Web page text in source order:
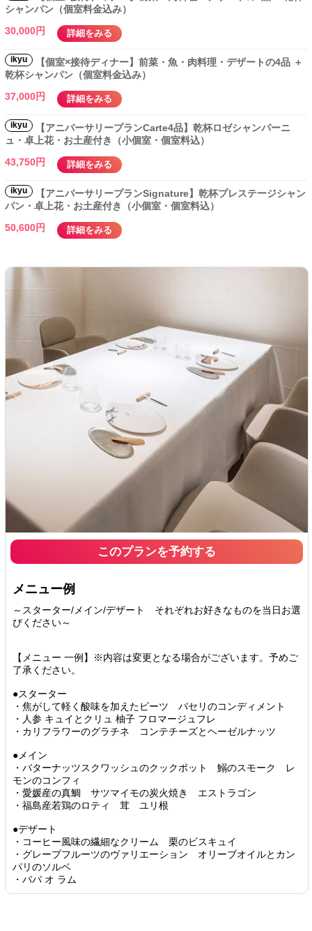
シャンパン（個室料金込み）
30,000円
詳細をみる
ikyu
【個室×接待ディナー】前菜・魚・肉料理・デザートの4品 ＋
乾杯シャンパン（個室料金込み）
37,000円
詳細をみる
ikyu
【アニバーサリープランCarte4品】乾杯ロゼシャンパーニ
ュ・卓上花・お土産付き（小個室・個室料込）
43,750円
詳細をみる
ikyu
【アニバーサリープランSignature】乾杯プレステージシャン
パン・卓上花・お土産付き（小個室・個室料込）
50,600円
詳細をみる
このプランを予約する
メニュー例
～スターター/メイン/デザート それぞれお好きなものを当日お選
びください～
【メニュー 一例】※内容は変更となる場合がございます。予めご
了承ください。
●スターター
・焦がして軽く酸味を加えたビーツ パセリのコンディメント
・人参 キュイとクリュ 柚子 フロマージュフレ
・カリフラワーのグラチネ コンテチーズとヘーゼルナッツ
●メイン
・バターナッツスクワッシュのクックポット 鰯のスモーク レ
モンのコンフィ
・愛媛産の真鯛 サツマイモの炭火焼き エストラゴン
・福島産若鶏のロティ 茸 ユリ根
●デザート
・コーヒー風味の繊細なクリーム 栗のビスキュイ
・グレープフルーツのヴァリエーション オリーブオイルとカン
パリのソルベ
・ババ オ ラム